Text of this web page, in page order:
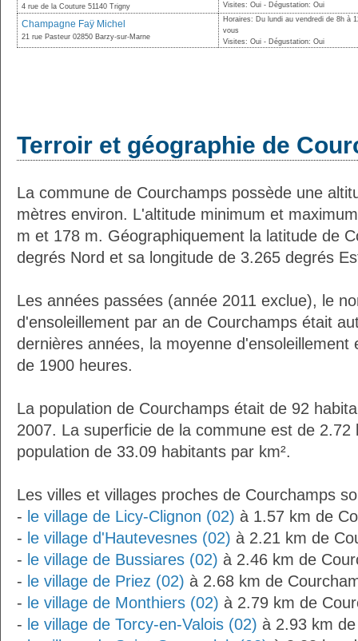
4 rue de la Couture 51140 Trigny
Visites: Oui - Dégustation: Oui
Champagne Faÿ Michel
21 rue Pasteur 02850 Barzy-sur-Marne
Horaires: Du lundi au vendredi de 8h à
vous
Visites: Oui - Dégustation: Oui
Terroir et géographie de
La commune de Courchamps possède une
mètres environ. L'altitude minimum et
m et 178 m. Géographiquement la latitude de
degrés Nord et sa longitude de 3.265 degrés
Les années passées (année 2011 exclue), le
d'ensoleillement par an de Courchamps était
dernières années, la moyenne d'ensoleillement
de 1900 heures.
La population de Courchamps était de 92
2007. La superficie de la commune est de 2.72
population de 33.09 habitants par km².
Les villes et villages proches de Courchamps
- le village de Licy-Clignon (02) à 1.57 km de
- le village d'Hautevesnes (02) à 2.21 km de
- le village de Bussiares (02) à 2.46 km de
- le village de Priez (02) à 2.68 km de
- le village de Monthiers (02) à 2.79 km de
- le village de Torcy-en-Valois (02) à 2.93 km